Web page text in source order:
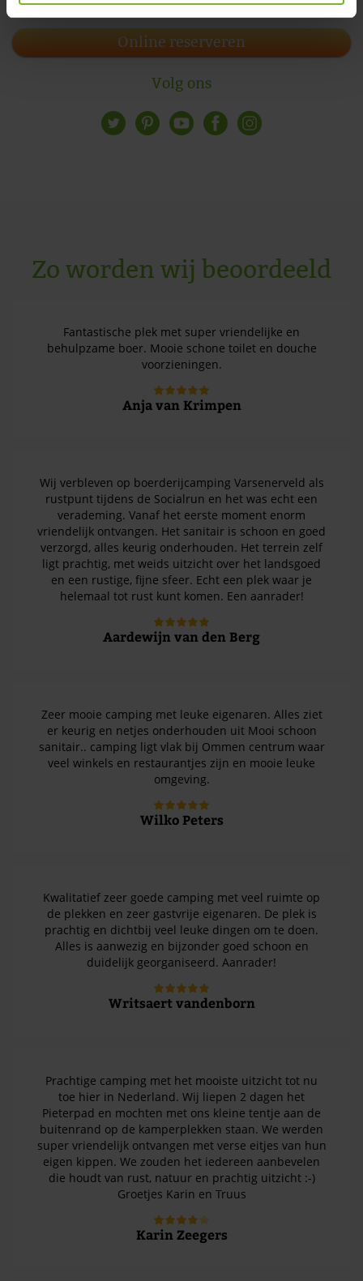
Online reserveren
Volg ons
Zo worden wij beoordeeld
Fantastische plek met super vriendelijke en
behulpzame boer. Mooie schone toilet en douche
voorzieningen.
Anja van Krimpen
Wij verbleven op boerderijcamping Varsenerveld als
rustpunt tijdens de Socialrun en het was echt een
verademing. Vanaf het eerste moment enorm
vriendelijk ontvangen. Het sanitair is schoon en goed
verzorgd, alles keurig onderhouden. Het terrein zelf
ligt prachtig, met weids uitzicht over het landsgoed
en een rustige, fijne sfeer. Echt een plek waar je
helemaal tot rust kunt komen. Een aanrader!
Aardewijn van den Berg
Zeer mooie camping met leuke eigenaren. Alles ziet
er keurig en netjes onderhouden uit Mooi schoon
sanitair.. camping ligt vlak bij Ommen centrum waar
veel winkels en restaurantjes zijn en mooie leuke
omgeving.
Wilko Peters
Kwalitatief zeer goede camping met veel ruimte op
de plekken en zeer gastvrije eigenaren. De plek is
prachtig en dichtbij veel leuke dingen om te doen.
Alles is aanwezig en bijzonder goed schoon en
duidelijk georganiseerd. Aanrader!
Writsaert vandenborn
Prachtige camping met het mooiste uitzicht tot nu
toe hier in Nederland. Wij liepen 2 dagen het
Pieterpad en mochten met ons kleine tentje aan de
buitenrand op de kamperplekken staan. We werden
super vriendelijk ontvangen met verse eitjes van hun
eigen kippen. We zouden het iedereen aanbevelen
die houdt van rust, natuur en prachtig uitzicht :-)
Groetjes Karin en Truus
Karin Zeegers